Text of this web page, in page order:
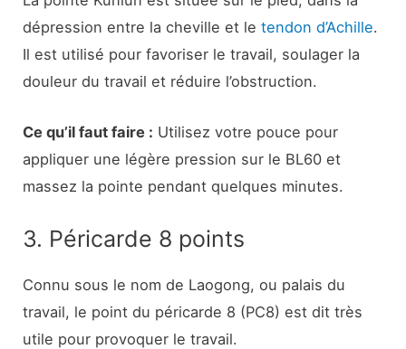
dépression entre la cheville et letendon d’Achille.
Il est utilisé pour favoriser le travail, soulager la
douleur du travail et réduire l’obstruction.
Ce qu’il faut faire : Utilisez votre pouce pour
appliquer une légère pression sur le BL60 et
massez la pointe pendant quelques minutes.
3. Péricarde 8 points
Connu sous le nom de Laogong, ou palais du
travail, le point du péricarde 8 (PC8) est dit très
utile pour provoquer le travail.